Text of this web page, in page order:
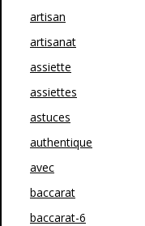
artisan
artisanat
assiette
assiettes
astuces
authentique
avec
baccarat
baccarat-6